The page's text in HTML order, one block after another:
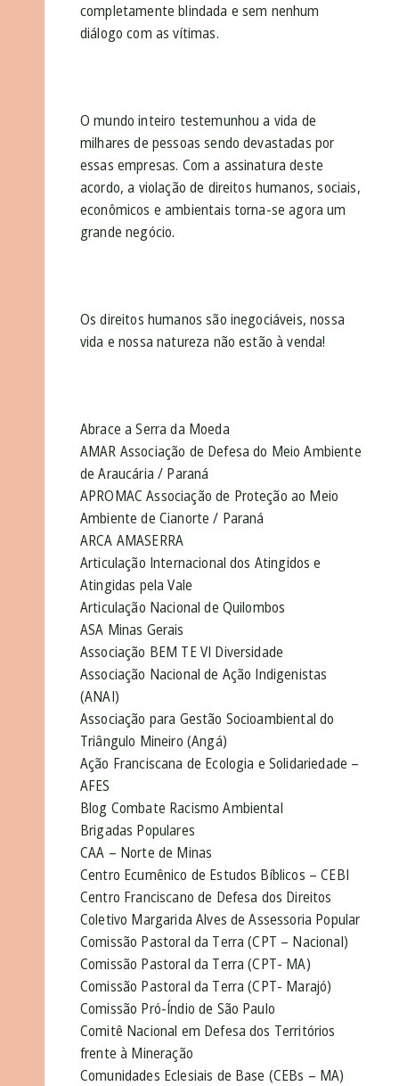
completamente blindada e sem nenhum
diálogo com as vítimas.
O mundo inteiro testemunhou a vida de
milhares de pessoas sendo devastadas por
essas empresas. Com a assinatura deste
acordo, a violação de direitos humanos, sociais,
econômicos e ambientais torna-se agora um
grande negócio.
Os direitos humanos são inegociáveis, nossa
vida e nossa natureza não estão à venda!
Abrace a Serra da Moeda
AMAR Associação de Defesa do Meio Ambiente
de Araucária / Paraná
APROMAC Associação de Proteção ao Meio
Ambiente de Cianorte / Paraná
ARCA AMASERRA
Articulação Internacional dos Atingidos e
Atingidas pela Vale
Articulação Nacional de Quilombos
ASA Minas Gerais
Associação BEM TE VI Diversidade
Associação Nacional de Ação Indigenistas
(ANAI)
Associação para Gestão Socioambiental do
Triângulo Mineiro (Angá)
Ação Franciscana de Ecologia e Solidariedade –
AFES
Blog Combate Racismo Ambiental
Brigadas Populares
CAA – Norte de Minas
Centro Ecumênico de Estudos Bíblicos – CEBI
Centro Franciscano de Defesa dos Direitos
Coletivo Margarida Alves de Assessoria Popular
Comissão Pastoral da Terra (CPT – Nacional)
Comissão Pastoral da Terra (CPT- MA)
Comissão Pastoral da Terra (CPT- Marajó)
Comissão Pró-Índio de São Paulo
Comitê Nacional em Defesa dos Territórios
frente à Mineração
Comunidades Eclesiais de Base (CEBs – MA)